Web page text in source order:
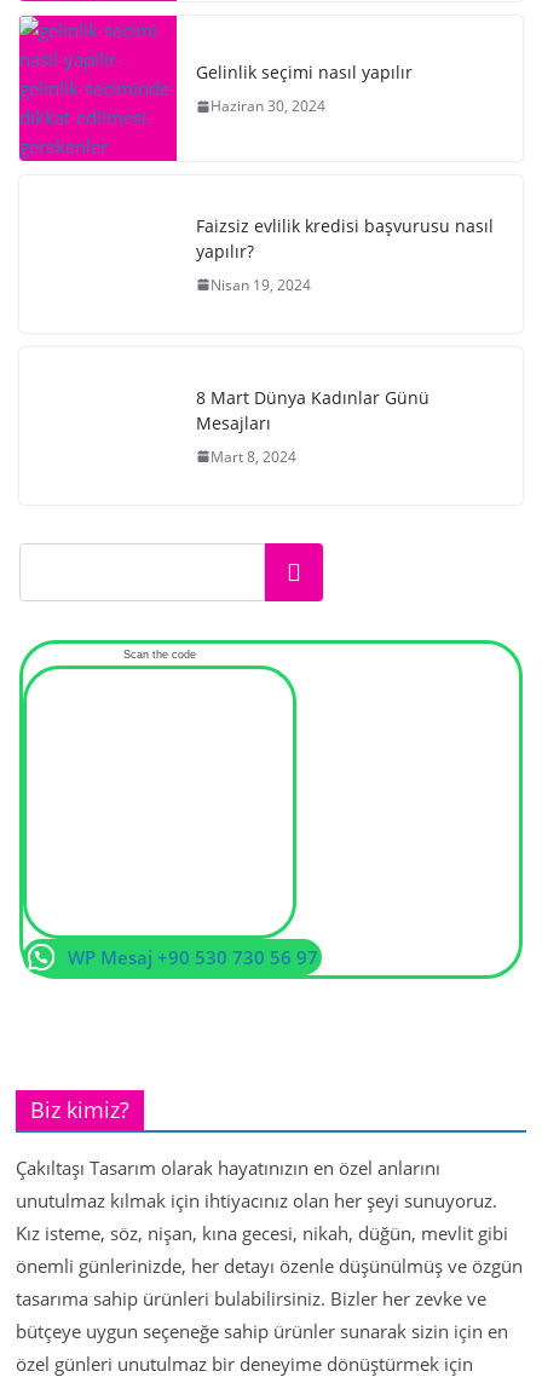
Gelinlik seçimi nasıl yapılır
Haziran 30, 2024
Faizsiz evlilik kredisi başvurusu nasıl
yapılır?
Nisan 19, 2024
8 Mart Dünya Kadınlar Günü
Mesajları
Mart 8, 2024
Ara
Scan the code
WP Mesaj +90 530 730 56 97
Biz kimiz?
Çakıltaşı Tasarım olarak hayatınızın en özel anlarını
unutulmaz kılmak için ihtiyacınız olan her şeyi sunuyoruz.
Kız isteme, söz, nişan, kına gecesi, nikah, düğün, mevlit gibi
önemli günlerinizde, her detayı özenle düşünülmüş ve özgün
tasarıma sahip ürünleri bulabilirsiniz. Bizler her zevke ve
bütçeye uygun seçeneğe sahip ürünler sunarak sizin için en
özel günleri unutulmaz bir deneyime dönüştürmek için